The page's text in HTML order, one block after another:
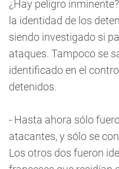
¿Hay peligro
la identidad de los
siendo investigado si
ataques. Tampoco se
identificado en el
detenidos.
- Hasta ahora sólo
atacantes, y sólo se
Los otros dos fueron